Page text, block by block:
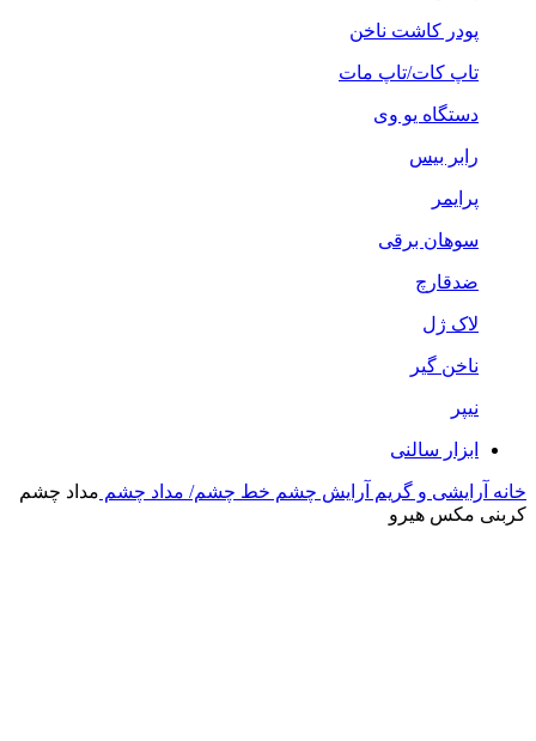
پودر کاشت ناخن
تاپ کات/تاپ مات
دستگاه یو وی
رابر بیس
پرایمر
سوهان برقی
ضدقارچ
لاک ژل
ناخن گیر
نیپر
ابزار سالنی
خانه آرایشی و گریم آرایش چشم خط چشم/ مداد چشم مداد چشم
کربنی مکس هیرو